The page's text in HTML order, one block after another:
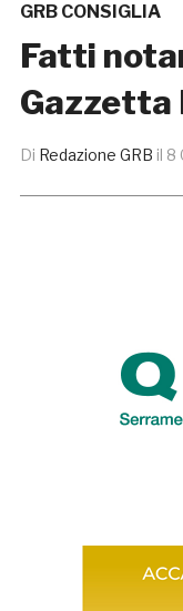
GRB CONSIGLIA
Fatti
Gazzetta
Di Redazione GRB il 8